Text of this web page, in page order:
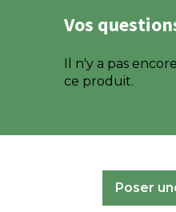
Vos
Il n'y a pas
ce produit.
Poser